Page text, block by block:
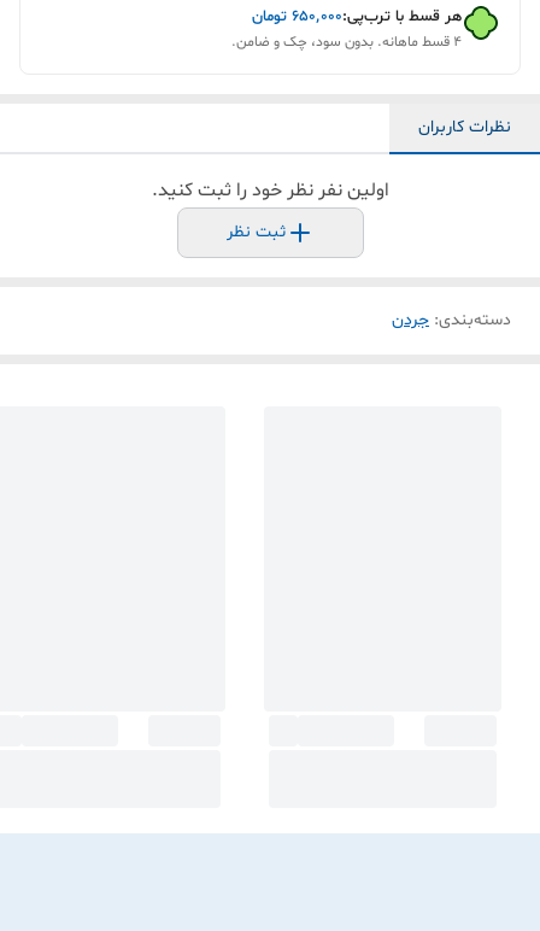
هر قسط با ترب‌پی:۶۵۰٬۰۰۰ تومان
۴ قسط ماهانه. بدون سود، چک و ضامن.
نظرات کاربران
اولین نفر نظر خود را ثبت کنید.
ثبت نظر
دسته‌بندی: جردن